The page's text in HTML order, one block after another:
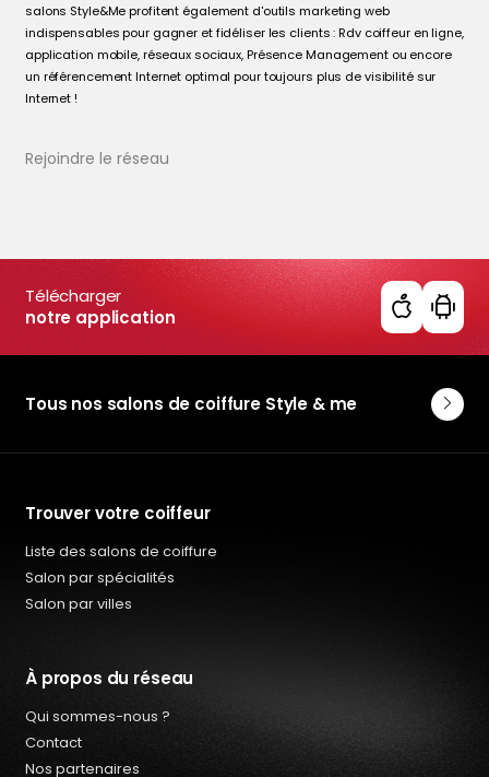
salons Style&Me profitent également d'outils marketing web
indispensables pour gagner et fidéliser les clients : Rdv coiffeur en ligne,
application mobile, réseaux sociaux, Présence Management ou encore
un référencement Internet optimal pour toujours plus de visibilité sur
Internet !
Rejoindre le réseau
Télécharger
notre application
Tous nos salons de coiffure Style & me
Trouver votre coiffeur
Liste des salons de coiffure
Salon par spécialités
Salon par villes
À propos du réseau
Qui sommes-nous ?
Contact
Nos partenaires